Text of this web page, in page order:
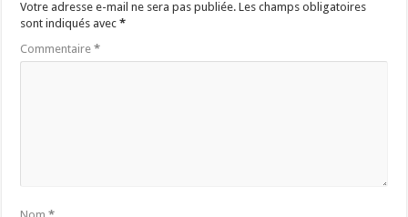
Votre adresse e-mail ne sera pas publiée. Les champs obligatoires
sont indiqués avec*
Commentaire*